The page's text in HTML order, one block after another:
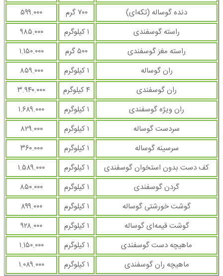
دنده گوساله (تکه‌ای)
۷۰۰ گرم
۵۹۹.۰۰۰
راسته گوسفندی
۱ کیلوگرم
۹۸۵.۰۰۰
راسته مغز گوسفندی
۵۰۰ گرم
۱.۱۵۰.۰۰۰
ران گوساله
۱ کیلوگرم
۸۵۹.۰۰۰
ران گوسفندی
۴ کیلوگرم
۳.۹۴۰.۰۰۰
ران ویژه گوسفندی
۱ کیلوگرم
۱.۶۸۹.۰۰۰
سردست گوساله
۱ کیلوگرم
۸۲۹.۰۰۰
سرسینه گوساله
۱ کیلوگرم
۳۶۰.۰۰۰
کف دست بدون استخوان گوسفندی
۱ کیلوگرم
۱.۵۸۹.۰۰۰
گردن گوسفندی
۱ کیلوگرم
۸۵۰.۰۰۰
گوشت خورشتی گوساله
۱ کیلوگرم
۸۹۹.۰۰۰
گوشت قیمه‌ای گوساله
۱ کیلوگرم
۹۲۸.۰۰۰
ماهیچه دست گوسفندی
۱ کیلوگرم
۱.۱۵۰.۰۰۰
ماهیچه ران گوسفندی
۱ کیلوگرم ۱.۰۸۹.۰۰۰